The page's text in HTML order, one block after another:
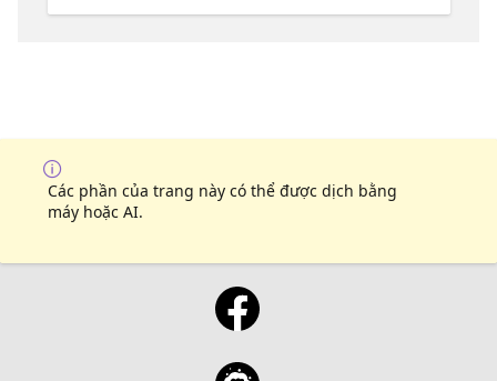
Click to Learn more This session is a part of a
Các phần của trang này có thể được dịch bằng
máy hoặc AI.